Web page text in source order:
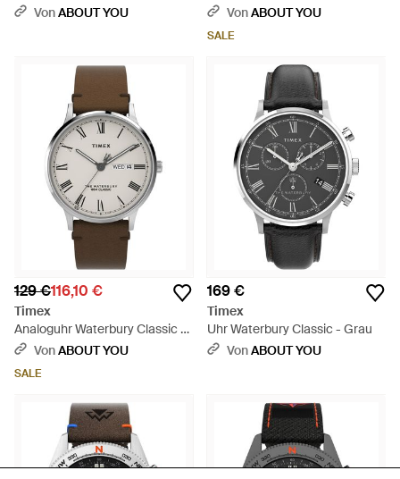
VonABOUT YOU
VonABOUT YOU
SALE
129 €116,10 €
Timex
Analoguhr Waterbury Classic -
GrauVonABOUT YOU
SALE
169 €
Timex
Uhr Waterbury Classic - Grau
VonABOUT YOU